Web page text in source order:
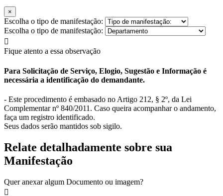
×
Escolha o tipo de manifestação:
Escolha o tipo de manifestação:
Fique atento a essa observação
Para Solicitação de Serviço, Elogio, Sugestão e Informação é
necessária a identificação do demandante.
- Este procedimento é embasado no Artigo 212, § 2º, da Lei
Complementar nº 840/2011. Caso queira acompanhar o andamento,
faça um registro identificado.
Seus dados serão mantidos sob sigilo.
Relate detalhadamente sobre sua
Manifestação
Quer anexar algum Documento ou imagem?